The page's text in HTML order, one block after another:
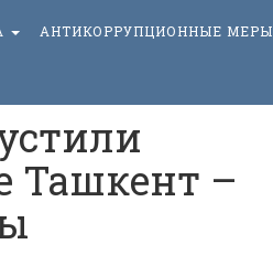
АНТИКОРРУПЦИОННЫЕ МЕРЫ
Ташкент –